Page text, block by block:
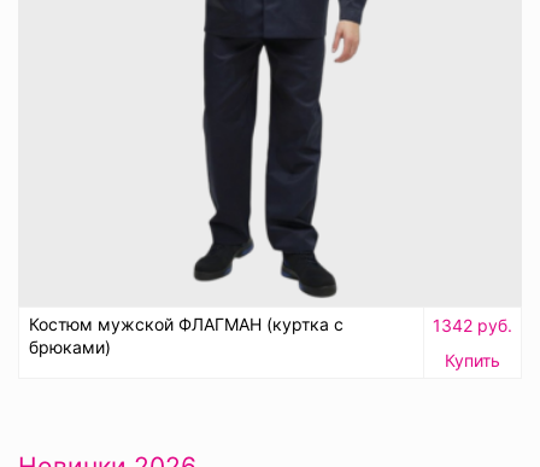
Костюм мужской ФЛАГМАН (куртка с
брюками)
1342 руб.
Купить